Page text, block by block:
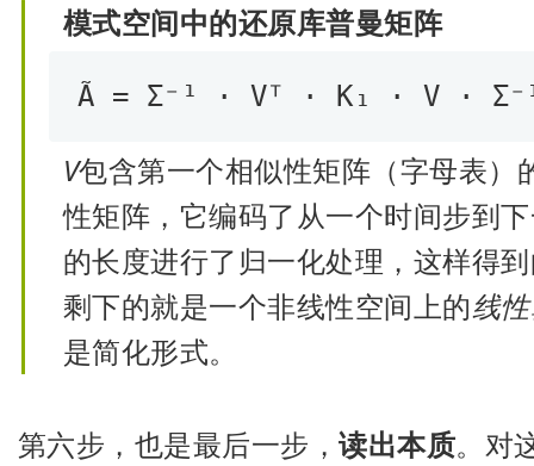
模式空间中的还原库普曼矩阵
Ã = Σ⁻¹ · Vᵀ · K₁ · V ·
V包含第一个相似性矩阵（字母表）
性矩阵，它编码了从一个时间步到
的长度进行了归一化处理，这样得
剩下的就是一个非线性空间上的线
是简化形式。
第六步，也是最后一步，读出本质。对